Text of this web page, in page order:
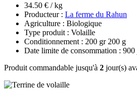
34.50 € / kg
Producteur : La ferme du Rahun
Agriculture : Biologique
Type produit : Volaille
Conditionnement : 200 gr 200 g
Date limite de consommation : 900
Produit commandable jusqu'à 2 jour(s)